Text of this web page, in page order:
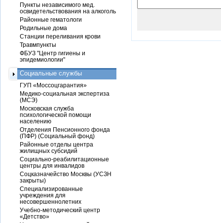
Пункты независимого мед.
освидетельствования на алкоголь
Районные гематологи
Родильные дома
Станции переливания крови
Травмпункты
ФБУЗ "Центр гигиены и
эпидемиологии"
Социальные службы
ГУП «Моссоцгарантия»
Медико-социальная экспертиза
(МСЭ)
Московская служба
психологической помощи
населению
Отделения Пенсионного фонда
(ПФР) (Социальный фонд)
Районные отделы центра
жилищных субсидий
Социально-реабилитационные
центры для инвалидов
Соцказначейство Москвы (УСЗН
закрыты)
Специализированные
учреждения для
несовершеннолетних
Учебно-методический центр
«Детство»